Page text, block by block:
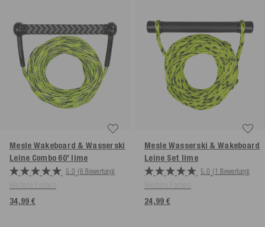
Mesle Wakeboard & Wasserski
Leine Combo 60' lime
5.0 (6 Bewertung)
34,99 €
Mesle Wasserski & Wakeboard
Leine Set lime
5.0 (1 Bewertung)
24,99 €